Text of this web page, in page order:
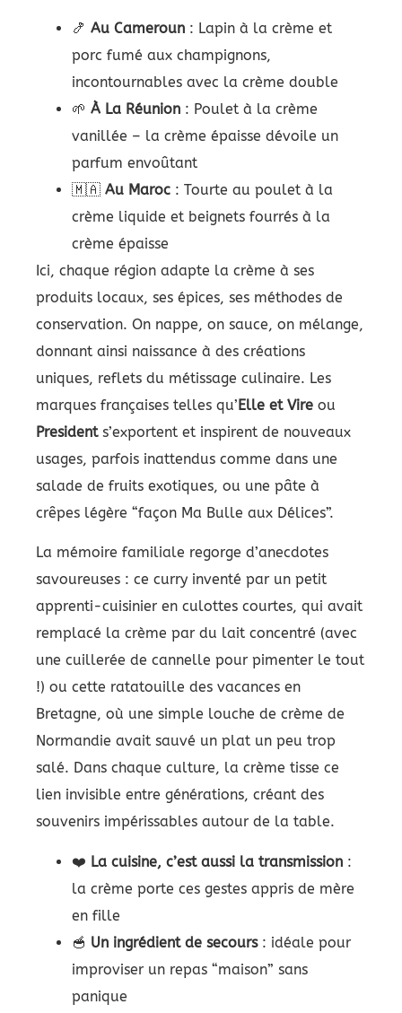
🍤 Au Cameroun : Lapin à la crème et
porc fumé aux champignons,
incontournables avec la crème double
🌱 À La Réunion : Poulet à la crème
vanillée – la crème épaisse dévoile un
parfum envoûtant
🇲🇦 Au Maroc : Tourte au poulet à la
crème liquide et beignets fourrés à la
crème épaisse
Ici, chaque région adapte la crème à ses
produits locaux, ses épices, ses méthodes de
conservation. On nappe, on sauce, on mélange,
donnant ainsi naissance à des créations
uniques, reflets du métissage culinaire. Les
marques françaises telles qu’Elle et Vire ou
Presidents’exportent et inspirent de nouveaux
usages, parfois inattendus comme dans une
salade de fruits exotiques, ou une pâte à
crêpes légère “façon Ma Bulle aux Délices”.
La mémoire familiale regorge d’anecdotes
savoureuses : ce curry inventé par un petit
apprenti-cuisinier en culottes courtes, qui avait
remplacé la crème par du lait concentré (avec
une cuillerée de cannelle pour pimenter le tout
!) ou cette ratatouille des vacances en
Bretagne, où une simple louche de crème de
Normandie avait sauvé un plat un peu trop
salé. Dans chaque culture, la crème tisse ce
lien invisible entre générations, créant des
souvenirs impérissables autour de la table.
❤️ La cuisine, c’est aussi la transmission :
la crème porte ces gestes appris de mère
en fille
🥣 Un ingrédient de secours: idéale pour
improviser un repas “maison” sans
panique